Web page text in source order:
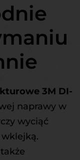
3M DI-
naprawy w
wyciąć